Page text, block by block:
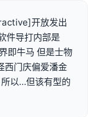
开放发出
件导打内部是
即牛马 但是士物
西门庆偏爱潘金
以…但该有型的